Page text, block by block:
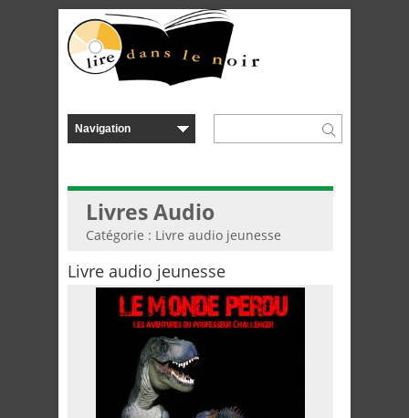
Livres Audio
Catégorie : Livre audio jeunesse
Livre audio jeunesse